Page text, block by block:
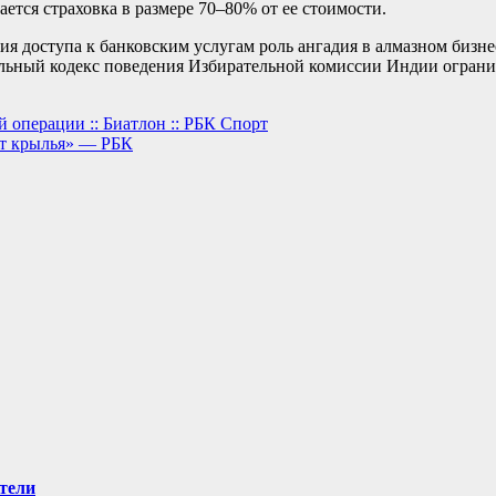
страховка в размере 70–80% от ее стоимости.
доступа к банковским услугам роль ангадия в алмазном
кодекс поведения Избирательной комиссии Индии
операции :: Биатлон :: РБК Спорт
крылья» — РБК